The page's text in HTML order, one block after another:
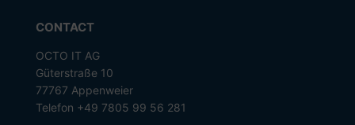
CONTACT
OCTO IT AG
Güterstraße 10
77767 Appenweier
Telefon +49 7805 99 56 281